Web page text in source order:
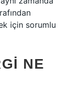
için sorumlu
NE